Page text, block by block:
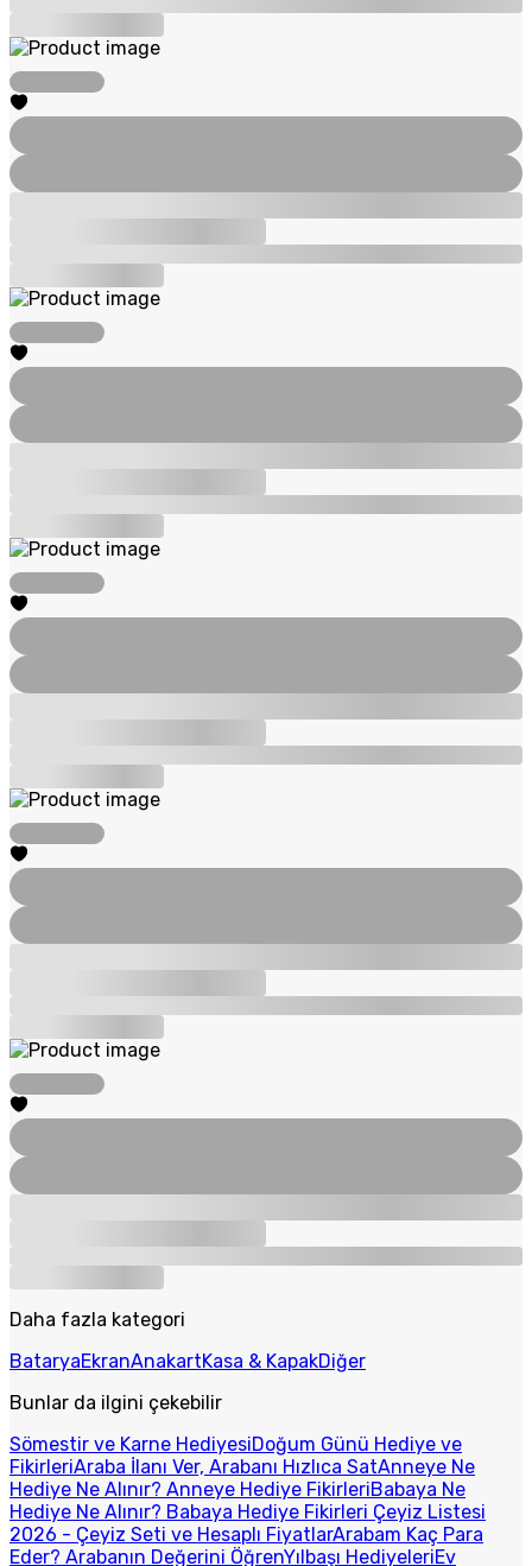
Daha fazla kategori
BataryaEkranAnakartKasa & KapakDiğer
Bunlar da ilgini çekebilir
Sömestir ve Karne HediyesiDoğum Günü Hediye ve
FikirleriAraba İlanı Ver, Arabanı Hızlıca SatAnneye Ne
Hediye Ne Alınır? Anneye Hediye FikirleriBabaya Ne
Hediye Ne Alınır? Babaya Hediye Fikirleri Çeyiz Listesi
2026 - Çeyiz Seti ve Hesaplı FiyatlarArabam Kaç Para
Eder? Arabanın Değerini ÖğrenYılbaşı HediyeleriEv